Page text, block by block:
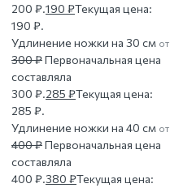
200 ₽.190 ₽Текущая цена:
190 ₽.
Удлинение ножки на 30 см от
300₽Первоначальная цена
составляла
300 ₽.285 ₽Текущая цена:
285 ₽.
Удлинение ножки на 40 см от
400₽Первоначальная цена
составляла
400 ₽.380 ₽Текущая цена: